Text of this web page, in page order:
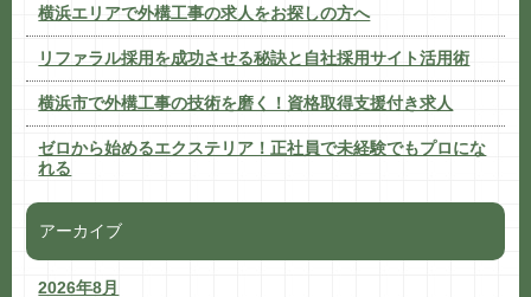
横浜エリアで外構工事の求人をお探しの方へ
リファラル採用を成功させる秘訣と自社採用サイト活用術
横浜市で外構工事の技術を磨く！資格取得支援付き求人
ゼロから始めるエクステリア！正社員で未経験でもプロにな
れる
アーカイブ
2026年8月